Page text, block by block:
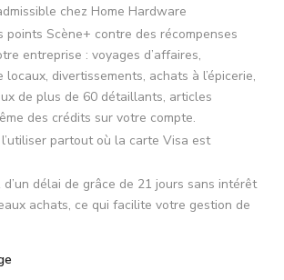
chez Home Hardware
points Scène+ contre des récompenses
entreprise : voyages d’affaires,
locaux, divertissements, achats à l’épicerie,
de plus de 60 détaillants, articles
des crédits sur votre compte.
partout où la carte Visa est
délai de grâce de 21 jours sans intérêt
achats, ce qui facilite votre gestion de